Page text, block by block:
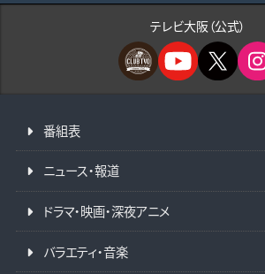
テレビ大阪（公式）
番組表
ニュース・報道
ドラマ・映画・深夜アニメ
バラエティ・音楽